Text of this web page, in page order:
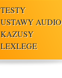
TESTY
USTAWY AUDIO
KAZUSY
LEXLEGE